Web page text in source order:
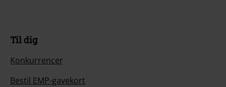
Til dig
Konkurrencer
Bestil EMP-gavekort